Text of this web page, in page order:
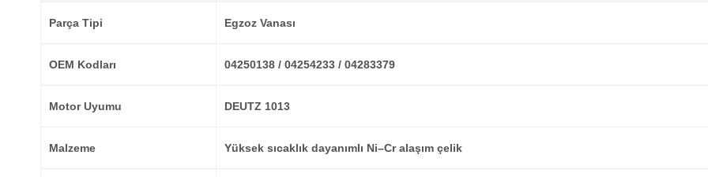
Parça Tipi Egzoz Vanası
OEM Kodları 04250138 / 04254233 / 04283379
Motor Uyumu DEUTZ 1013
Malzeme Yüksek sıcaklık dayanımlı Ni–Cr alaşım çelik